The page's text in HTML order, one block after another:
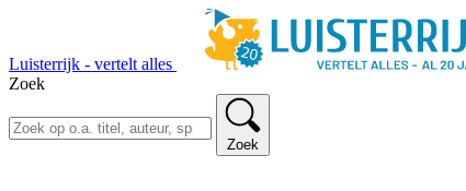
Luisterrijk - vertelt alles
Zoek
Zoek